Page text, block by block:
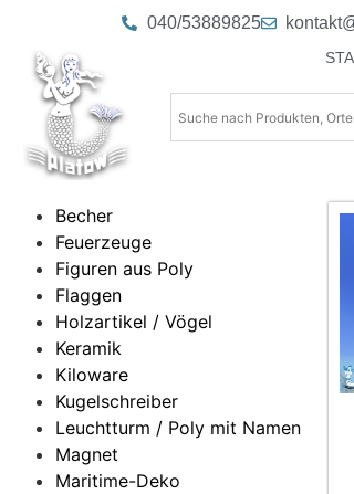
040/53889825
Becher
Feuerzeuge
Figuren aus Poly
Flaggen
Holzartikel / Vögel
Keramik
Kiloware
Kugelschreiber
Leuchtturm / Poly mit Namen
Magnet
Maritime-Deko